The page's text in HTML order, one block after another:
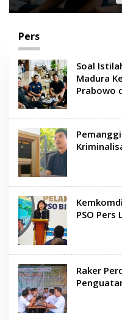
Pers
Soal
Madura
Prabowo
PSO
Raker